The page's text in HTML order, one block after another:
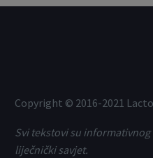
Copyright © 2016-2021
Svi tekstovi su
liječnički savjet.